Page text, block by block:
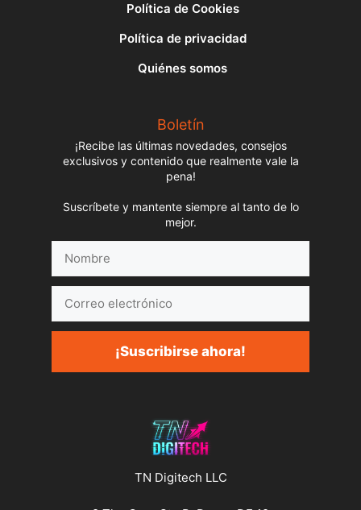
Política de Cookies
Política de privacidad
Quiénes somos
Boletín
¡Recibe las últimas novedades, consejos
exclusivos y contenido que realmente vale la
pena!
Suscríbete y mantente siempre al tanto de lo
mejor.
electrónico
¡Suscribirse ahora!
TN Digitech LLC